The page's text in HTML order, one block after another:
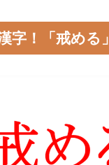
字！「戒める」